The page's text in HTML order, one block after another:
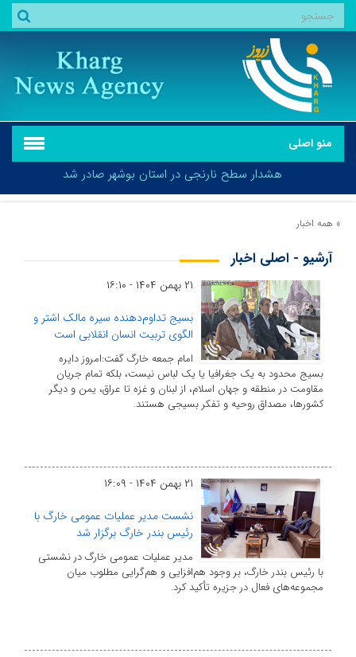
منو اصلی
هشدار سطح نارنجی در استان بوشهر صادر شد
هشدار سطح نارنجی در استان بوشهر صادر شد
» همه اخبار
آرشیو - اصلی اخبار
۲۱ بهمن ۱۴۰۴ - ۱۶:۱۰
بسیج تداوم‌دهنده سیره مالک اشتر و
الگوی تربیت انسان انقلابی است
امام جمعه خارگ گفت:امروز دایره
بسیج محدود به یک جغرافیا یا یک لباس نیست، بلکه تمام جریان
مقاومت در منطقه و جهان اسلام، از لبنان و غزه تا عراق، یمن و دیگر
کشورها، مصداق روحیه و تفکر بسیجی هستند.
۲۱ بهمن ۱۴۰۴ - ۱۶:۰۹
نشست مدیر عملیات عمومی خارگ با
رئیس بندر خارگ برگزار شد
مدیر عملیات عمومی خارگ در نشستی
با رئیس بندر خارگ، بر وجود هم‌افزایی و هم‌گرایی مطلوب میان
مجموعه‌های فعال در جزیره تأکید کرد.